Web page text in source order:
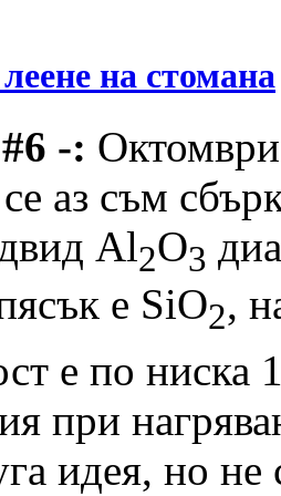
на стомана
-:
аз съм
Al2O3
е SiO2,
е по ниска
при
идея, но не